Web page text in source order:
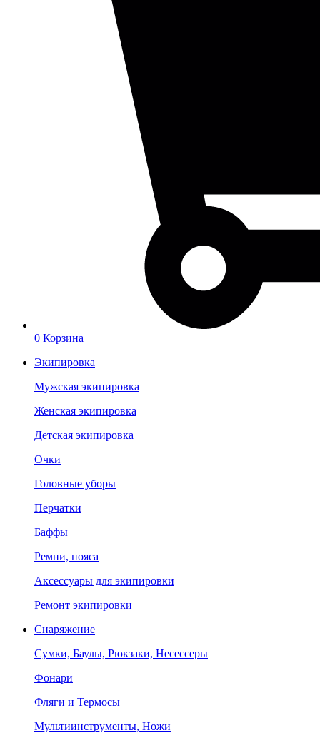
0 Корзина
Экипировка
Мужская экипировка
Женская экипировка
Детская экипировка
Очки
Головные уборы
Перчатки
Баффы
Ремни, пояса
Аксессуары для экипировки
Ремонт экипировки
Снаряжение
Сумки, Баулы, Рюкзаки, Несессеры
Фонари
Фляги и Термосы
Мультиинструменты, Ножи